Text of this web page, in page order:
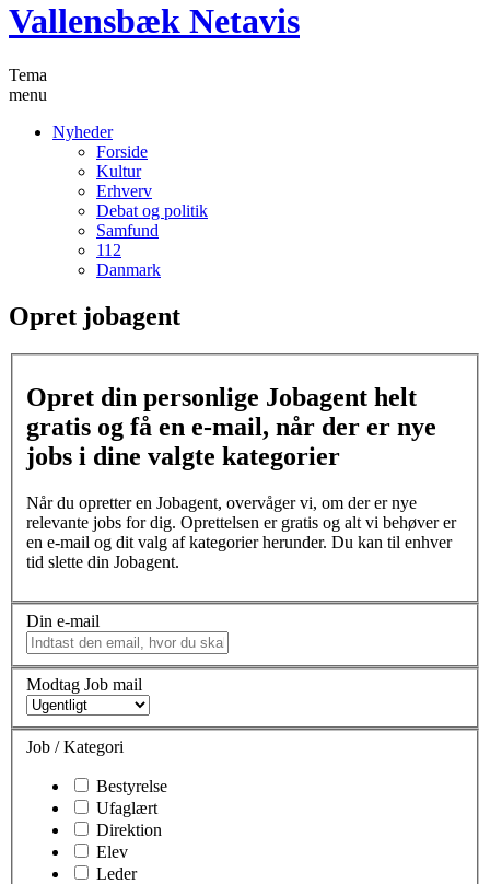
Vallensbæk Netavis
Tema
menu
Nyheder
Forside
Kultur
Erhverv
Debat og politik
Samfund
112
Danmark
Opret jobagent
Opret din personlige Jobagent helt
gratis og få en e-mail, når der er nye
jobs i dine valgte kategorier
Når du opretter en Jobagent, overvåger vi, om der er nye
relevante jobs for dig. Oprettelsen er gratis og alt vi behøver er
en e-mail og dit valg af kategorier herunder. Du kan til enhver
tid slette din Jobagent.
Din e-mail
Modtag Job mail
Job / Kategori
Bestyrelse
Ufaglært
Direktion
Elev
Leder